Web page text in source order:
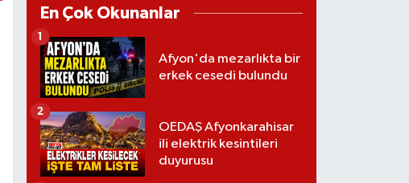
En Çok Okunanlar
Afyon'da mezarlıkta bir
erkek cesedi bulundu
1
OEDAŞ Afyonkarahisar
ili elektrik kesintileri
duyurusu
2